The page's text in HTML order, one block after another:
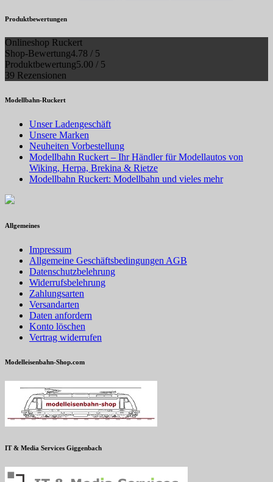
Produktbewertungen
Onlineshop Ruckert
Shop-Bewertung4.78 / 5
Produktbewertung5.00 / 5
39 Rezensionen
Modellbahn-Ruckert
Unser Ladengeschäft
Unsere Marken
Neuheiten Vorbestellung
Modellbahn Ruckert – Ihr Händler für Modellautos von
Wiking, Herpa, Brekina & Rietze
Modellbahn Ruckert: Modellbahn und vieles mehr
Allgemeines
Impressum
Allgemeine Geschäftsbedingungen AGB
Datenschutzbelehrung
Widerrufsbelehrung
Zahlungsarten
Versandarten
Daten anfordern
Konto löschen
Vertrag widerrufen
Modelleisenbahn-Shop.com
IT & Media Services Giggenbach